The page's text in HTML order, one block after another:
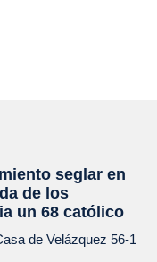
seglar en
de los
un 68 católico
de Velázquez 56-1